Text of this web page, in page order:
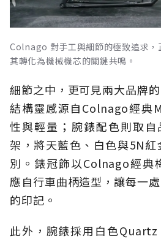
Colnago 對手工與細節的極致追求，
其轉化為機械機芯的關鍵共鳴。
細節之中，更可見兩大品牌
結構靈感源自Colnago經典
性與輕量；腕錶配色則取
架，將天藍色、白色與5N
別。錶冠飾以Colnago經典
應自行車曲柄造型，讓每一
的印記。
此外，腕錶採用白色